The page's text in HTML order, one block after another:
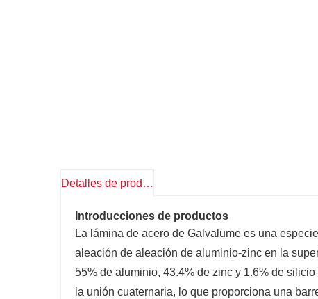
Detalles de producto
Introducciones de productos
La lámina de acero de Galvalume es una
aleación de aleación de aluminio-zinc en la
55% de aluminio, 43.4% de zinc y 1.6% de
la unión cuaternaria, lo que proporciona una